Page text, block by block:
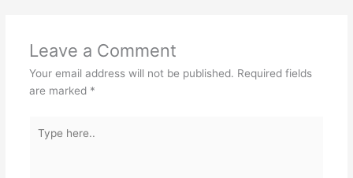
Leave a Comment
Your email address will not be published. Required fields
are marked *
here..